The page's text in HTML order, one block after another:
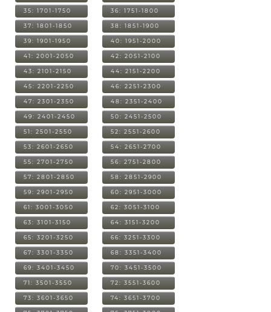
35: 1701-1750 36: 1751-1800
37: 1801-1850 38: 1851-1900
39: 1901-1950 40: 1951-2000
41: 2001-2050 42: 2051-2100
43: 2101-2150 44: 2151-2200
45: 2201-2250 46: 2251-2300
47: 2301-2350 48: 2351-2400
49: 2401-2450 50: 2451-2500
51: 2501-2550 52: 2551-2600
53: 2601-2650 54: 2651-2700
55: 2701-2750 56: 2751-2800
57: 2801-2850 58: 2851-2900
59: 2901-2950 60: 2951-3000
61: 3001-3050 62: 3051-3100
63: 3101-3150 64: 3151-3200
65: 3201-3250 66: 3251-3300
67: 3301-3350 68: 3351-3400
69: 3401-3450 70: 3451-3500
71: 3501-3550 72: 3551-3600
73: 3601-3650 74: 3651-3700